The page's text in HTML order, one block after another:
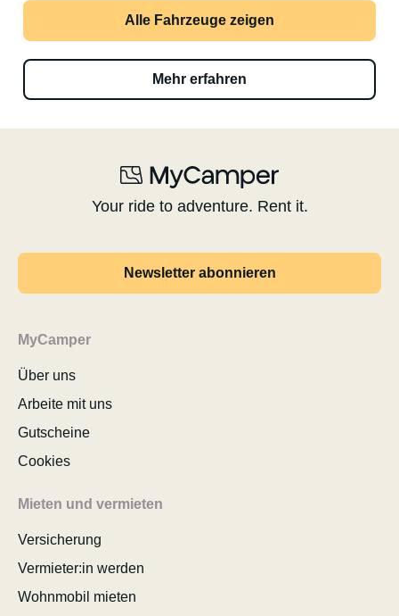
Alle Fahrzeuge zeigen
Mehr erfahren
Your ride to adventure. Rent it.
Newsletter abonnieren
MyCamper
Über uns
Arbeite mit uns
Gutscheine
Cookies
Mieten und vermieten
Versicherung
Vermieter:in werden
Wohnmobil mieten